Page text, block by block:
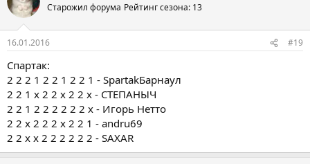
Старожил форума Рейтинг сезона: 13
16.01.2016 #19
Спартак:
2 2 2 1 2 2 1 2 2 1 - SpartakБарнаул
2 2 1 х 2 2 х 2 2 х - СТЕПАНЫЧ
2 2 1 2 2 2 2 2 2 х - Игорь Нетто
2 2 х 2 2 2 х 2 2 1 - andru69
2 2 х х 2 2 2 2 2 2 - SAXAR